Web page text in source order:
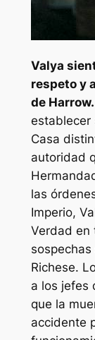
Valya
respeto y
de Harrow.
establecer
Casa
autoridad
las
Imperio,
Verdad en
Richese.
a los jefes
que la
accidente